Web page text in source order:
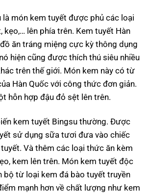
là món kem tuyết được phủ các loại
kẹo,… lên phía trên. Kem tuyết Hàn
ăn tráng miệng cực kỳ thông dụng
hiện cũng được thích thú siêu nhiều
trên thế giới. Món kem này có từ
Hàn Quốc với công thức đơn giản.
hỗn hợp đậu đỏ sệt lên trên.
kem tuyết Bingsu thường. Được
sử dụng sữa tươi đưa vào chiếc
Và thêm các loại thức ăn kèm
kem lên trên. Món kem tuyết độc
bộ từ loại kem đá bào tuyết truyền
mạnh hơn về chất lượng như kem